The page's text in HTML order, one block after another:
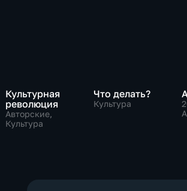
Культурная
революция
Авторские,
Культура
Что делать?
Культура